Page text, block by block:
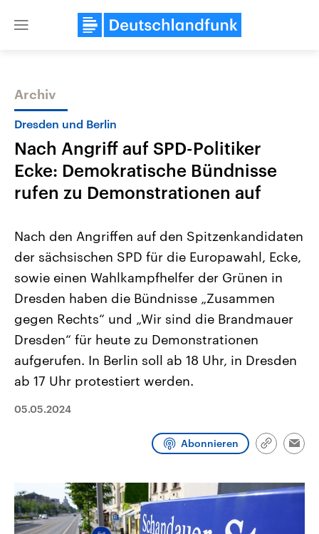
Close
Themen
2026
Alle Informationen
Sachsen-Anhalt wählt am 6.
September 2026 einen neuen
Landtag. Seit 2021 wird das
Bundesland von einer Koalition aus
CDU, SPD und FDP regiert.-
Umfragen, Prognosen,
und Hintergründe zu den Parteien
und Kandidaten der anstehenden
Wahl.
Aktuelle Beiträge,
Hintergründe
Wirtschaftlich und
gehören die Vereinigten
den mächtigsten Ländern
mit großem Einfluss auf
Sendungen Programm Podcasts
Archiv
Dresden und Berlin
Nach Angriff auf SPD-Politiker
Ecke: Demokratische Bündnisse
rufen zu Demonstrationen auf
Nach den Angriffen auf den Spitzenkandidaten
der sächsischen SPD für die Europawahl, Ecke,
sowie einen Wahlkampfhelfer der Grünen in
Dresden haben die Bündnisse „Zusammen
gegen Rechts“ und „Wir sind die Brandmauer
Dresden“ für heute zu Demonstrationen
aufgerufen. In Berlin soll ab 18 Uhr, in Dresden
ab 17 Uhr protestiert werden.
05.05.2024
Abonnieren
Link